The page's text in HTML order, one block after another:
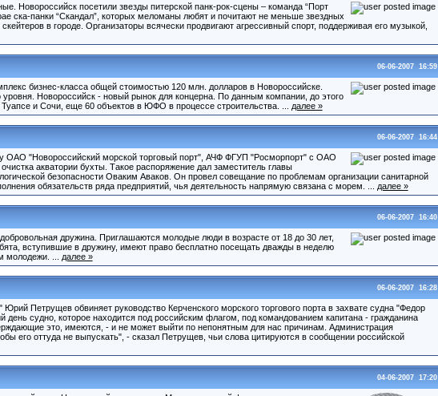
Новороссийск посетили звезды питерской панк-рок-сцены – команда “Порт
ска-панки “Скандал”, которых меломаны любят и почитают не меньше звездных
в городе. Организаторы всячески продвигают агрессивный спорт, поддерживая его музыкой,
06-06-2007 16:59
бизнес-класса общей стоимостью 120 млн. долларов в Новороссийске.
Новороссийск - новый рынок для концерна. По данным компании, до этого
и Сочи, еще 60 объектов в ЮФО в процессе строительства. ...
далее »
06-06-2007 16:44
ОАО "Новороссийский морской торговый порт", АЧФ ФГУП "Росморпорт" с ОАО
акватории бухты. Такое распоряжение дал заместитель главы
безопасности Оваким Аваков. Он провел совещание по проблемам организации санитарной
обязательств ряда предприятий, чья деятельность напрямую связана с морем. ...
далее »
06-06-2007 16:40
дружина. Приглашаются молодые люди в возрасте от 18 до 30 лет,
вступившие в дружину, имеют право бесплатно посещать дважды в неделю
молодежи. ...
далее »
06-06-2007 16:28
Петрущев обвиняет руководство Керченского морского торгового порта в захвате судна "Федор
день судно, которое находится под российским флагом, под командованием капитана - гражданина
это, имеются, - и не может выйти по непонятным для нас причинам. Администрация
его оттуда не выпускать", - сказал Петрущев, чьи слова цитируются в сообщении российской
04-06-2007 17:20